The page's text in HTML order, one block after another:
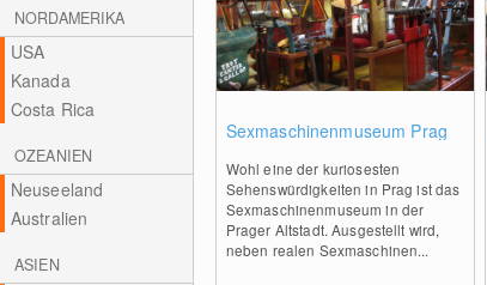
NORDAMERIKA
USA
Kanada
Costa Rica
OZEANIEN
Neuseeland
Australien
ASIEN
Sexmaschinenmuseum Prag
Wohl eine der kuriosesten
Sehenswürdigkeiten in Prag ist das
Sexmaschinenmuseum in der
Prager Altstadt. Ausgestellt wird,
neben realen Sexmaschinen...